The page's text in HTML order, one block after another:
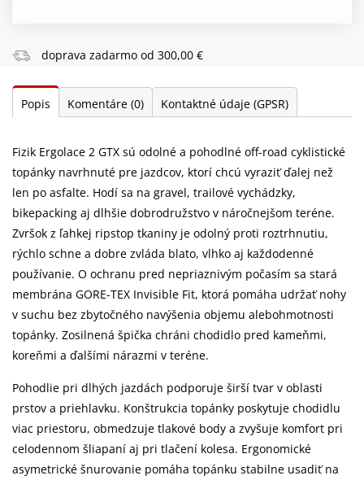
doprava zadarmo od 300,00 €
Popis Komentáre (0) Kontaktné údaje (GPSR)
Fizik Ergolace 2 GTX sú odolné a pohodlné off-road cyklistické
topánky navrhnuté pre jazdcov, ktorí chcú vyraziť ďalej než
len po asfalte. Hodí sa na gravel, trailové vychádzky,
bikepacking aj dlhšie dobrodružstvo v náročnejšom teréne.
Zvršok z ľahkej ripstop tkaniny je odolný proti roztrhnutiu,
rýchlo schne a dobre zvláda blato, vlhko aj každodenné
používanie. O ochranu pred nepriaznivým počasím sa stará
membrána GORE-TEX Invisible Fit, ktorá pomáha udržať nohy
v suchu bez zbytočného navýšenia objemu alebohmotnosti
topánky. Zosilnená špička chráni chodidlo pred kameňmi,
koreňmi a ďalšími nárazmi v teréne.
Pohodlie pri dlhých jazdách podporuje širší tvar v oblasti
prstov a priehlavku. Konštrukcia topánky poskytuje chodidlu
viac priestoru, obmedzuje tlakové body a zvyšuje komfort pri
celodennom šliapaní aj pri tlačení kolesa. Ergonomické
asymetrické šnurovanie pomáha topánku stabilne usadiť na